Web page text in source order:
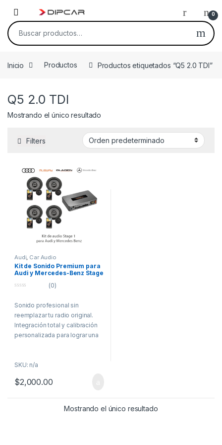
0
Buscar por:
Inicio Productos Productos etiquetados “Q5 2.0 TDI”
Q5 2.0 TDI
Mostrando el único resultado
Filters
Audi Car Audio
Kit de Sonido Premium para
Audi y Mercedes-Benz Stage
u
o
f
5
(0)
Sonido profesional sin
reemplazar tu radio original.
Integración total y calibración
personalizada para lograr una
🔊 ¿Qué incluye
el kit?
🔸 Amplificador
SKU: n/a
$2,000.00
Mostrando el único resultado